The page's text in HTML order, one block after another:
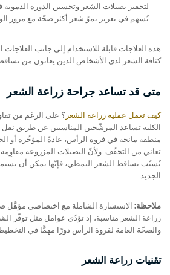
لتحفيز بصيلات الشعر وتحسين الدورة
يُسهم في تعزيز نموّ شعر أكثر صحّة مع مرور
هذه العلاجات قابلة للاستخدام إلى جانب العلاجات
كثافة الشعر لدى الأشخاص الذين يعانون من
متى قد تساعد جراحة زراعة الشعر
كيف تعمل عملية زراعة الشعر ؟ على الرغم من
الكلية تساعد المرشّحين المناسبين عن طريق
منطقة مانحة في فروة الرأس، عادةً المؤخّرة أو
تعاني من التخفّف. ولأنّ البصيلات المزروعة مقاوِمة
تُسبّب تساقط الشعر النمطي، فإنّها يمكن أن
الجديد.
ملاحظة: الاستشارة الشاملة مع اختصاصي مؤهَّل
زراعة الشعر مناسبة، إذ تؤدّي عوامل مثل توفّر
والصحّة العامة لفروة الرأس دورًا مهمًّا في
تقنيات زراعة الشعر